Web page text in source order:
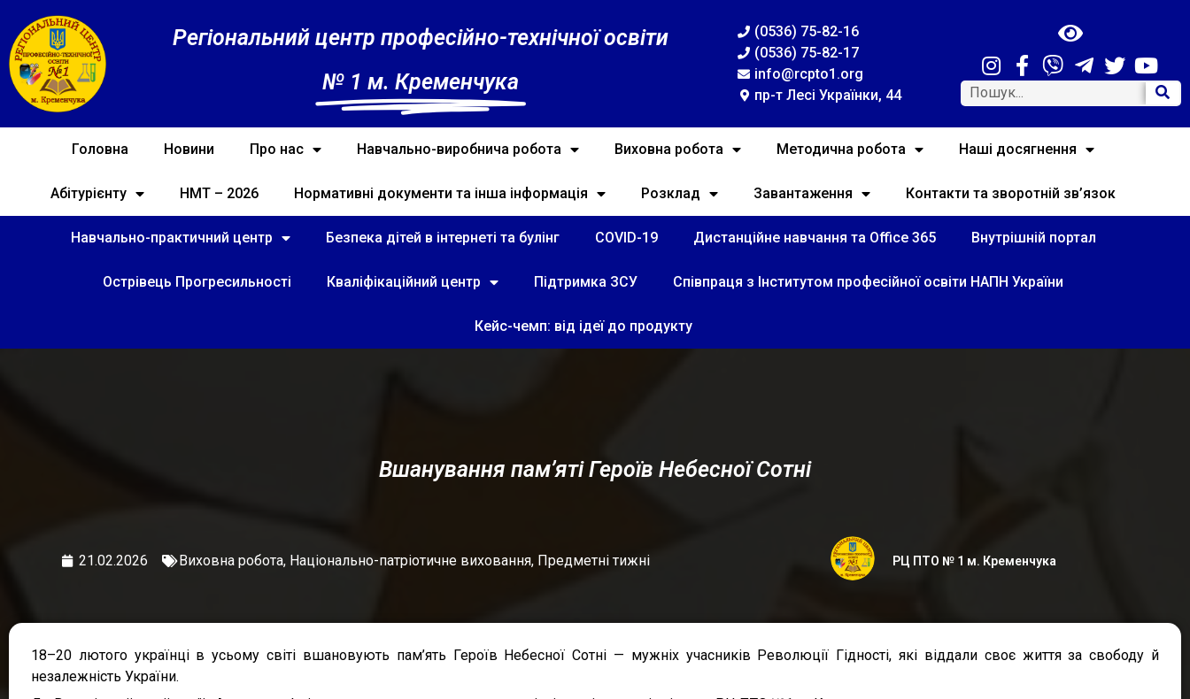
Регіональний центр професійно-технічної освіти
№ 1 м. Кременчука
(0536) 75-82-16
(0536) 75-82-17
info@rcpto1.org
пр-т Лесі Українки, 44
Головна Новини Про нас Навчально-виробнича робота Виховна робота Методична робота Наші досягнення
Абітурієнту НМТ – 2026 Нормативні документи та інша інформація Розклад Завантаження Контакти та зворотній зв’язок
Навчально-практичний центр Безпека дітей в інтернеті та булінг COVID-19 Дистанційне навчання та Office 365 Внутрішній портал
Острівець Прогресильності Кваліфікаційний центр Підтримка ЗСУ Співпраця з Інститутом професійної освіти НАПН України
Кейс-чемп: від ідеї до продукту
Вшанування пам’яті Героїв Небесної Сотні
21.02.2026 Виховна робота, Національно-патріотичне виховання, Предметні тижні РЦ ПТО № 1 м. Кременчука
18–20 лютого українці в усьому світі вшановують пам’ять Героїв Небесної Сотні — мужніх учасників Революції Гідності, які віддали своє життя за свободу й
незалежність України.